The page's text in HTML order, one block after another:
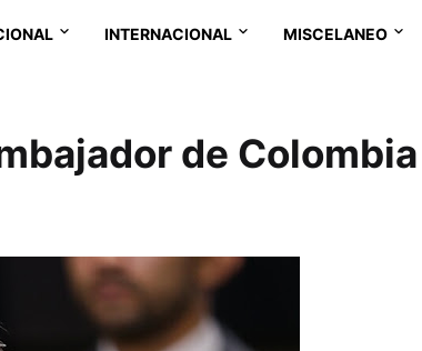
INTERNACIONAL MISCELANEO
de Colombia